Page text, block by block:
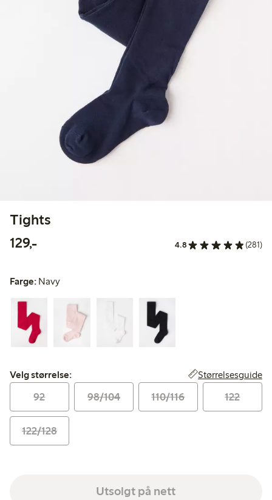
Tights
129,-129,00 kr 4.8 (281)
Farge: Navy
Velg størrelse:
Velg størrelse: Størrelsesguide
92 98/104 110/116 122
122/128
Utsolgt på nett